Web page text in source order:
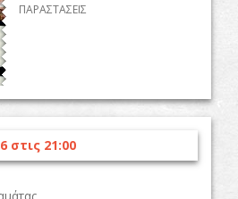
ΠΑΡΑΣΤΑΣΕΙΣ
στις 21:00